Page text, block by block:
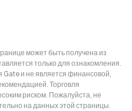
может быть получена из
только для ознакомления.
и не является финансовой,
Торговля
риском. Пожалуйста, не
на данных этой страницы.